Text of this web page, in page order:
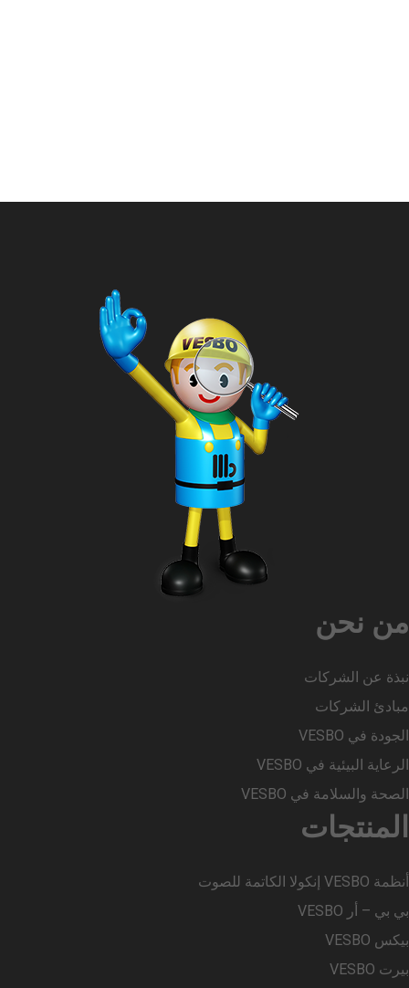
من نحن
نبذة عن الشركات
مبادئ الشركات
الجودة في VESBO
الرعاية البيئية في VESBO
الصحة والسلامة في VESBO
المنتجات
أنظمة VESBO إنكولا الكاتمة للصوت
بي بي – أر VESBO
بيكس VESBO
بيرت VESBO